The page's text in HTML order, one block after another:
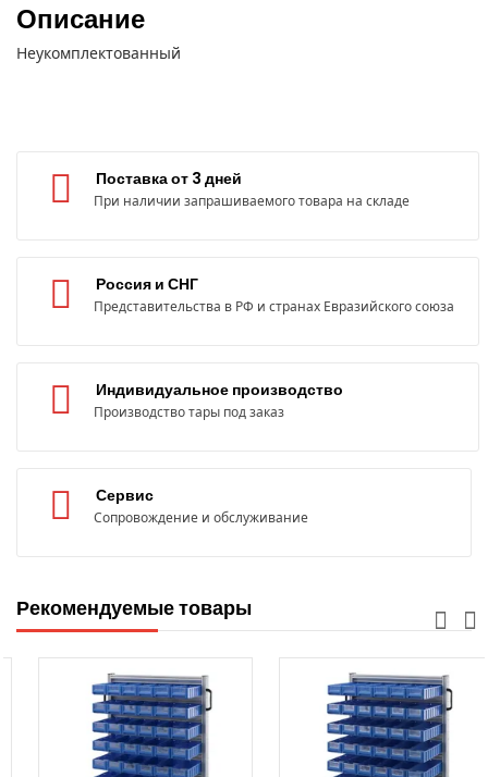
Описание
Неукомплектованный
Поставка от 3 дней
При наличии запрашиваемого товара на складе
Россия и СНГ
Представительства в РФ и странах Евразийского союза
Индивидуальное производство
Производство тары под заказ
Сервис
Сопровождение и обслуживание
Рекомендуемые товары